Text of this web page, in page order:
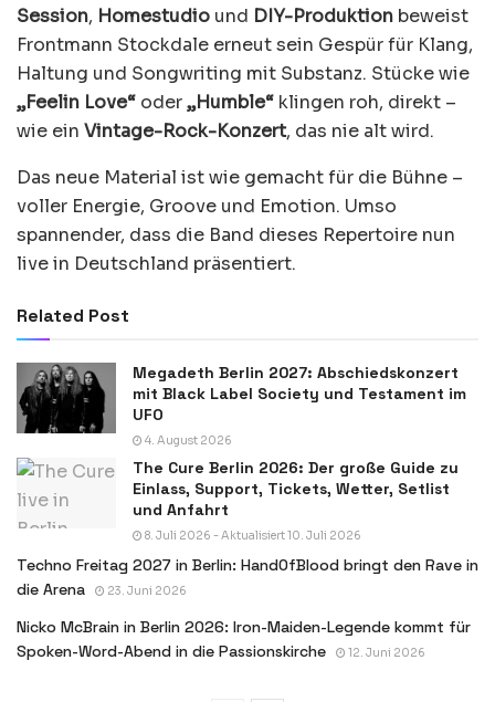
Session, Homestudio und DIY-Produktion beweist
Frontmann Stockdale erneut sein Gespür für Klang,
Haltung und Songwriting mit Substanz. Stücke wie
„Feelin Love“ oder„Humble“ klingen roh, direkt –
wie ein Vintage-Rock-Konzert, das nie alt wird.
Das neue Material ist wie gemacht für die Bühne –
voller Energie, Groove und Emotion. Umso
spannender, dass die Band dieses Repertoire nun
live in Deutschland präsentiert.
Related Post
Megadeth Berlin 2027: Abschiedskonzert
mit Black Label Society und Testament im
UFO
4. August 2026
The Cure Berlin 2026: Der große Guide zu
Einlass, Support, Tickets, Wetter, Setlist
und Anfahrt
8. Juli 2026 - Aktualisiert 10. Juli 2026
Techno Freitag 2027 in Berlin: HandOfBlood bringt den Rave in
die Arena
23. Juni 2026
Nicko McBrain in Berlin 2026: Iron-Maiden-Legende kommt für
Spoken-Word-Abend in die Passionskirche
12. Juni 2026